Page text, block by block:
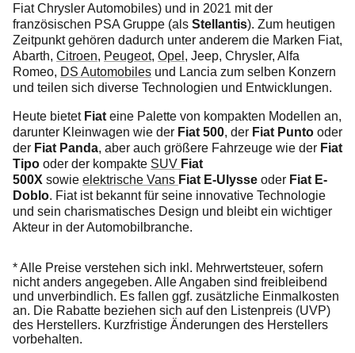
Fiat Chrysler Automobiles) und in 2021 mit der
französischen PSA Gruppe (als Stellantis). Zum heutigen
Zeitpunkt gehören dadurch unter anderem die Marken Fiat,
Abarth, Citroen, Peugeot, Opel , Jeep, Chrysler, Alfa
Romeo, DS Automobiles und Lancia zum selben Konzern
und teilen sich diverse Technologien und Entwicklungen.
Heute bietet Fiat eine Palette von kompakten Modellen an,
darunter Kleinwagen wie der Fiat 500, der Fiat Punto oder
der Fiat Panda, aber auch größere Fahrzeuge wie der Fiat
Tipo oder der kompakte SUV Fiat
500X sowie elektrische Vans Fiat E-Ulysse oder Fiat E-
Doblo. Fiat ist bekannt für seine innovative Technologie
und sein charismatisches Design und bleibt ein wichtiger
Akteur in der Automobilbranche.
* Alle Preise verstehen sich inkl. Mehrwertsteuer, sofern
nicht anders angegeben. Alle Angaben sind freibleibend
und unverbindlich. Es fallen ggf. zusätzliche Einmalkosten
an. Die Rabatte beziehen sich auf den Listenpreis (UVP)
des Herstellers. Kurzfristige Änderungen des Herstellers
vorbehalten.